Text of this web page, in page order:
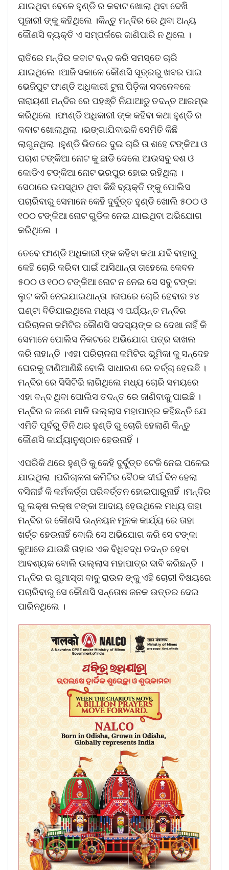
ଯାଇଥିବା ବେଳେ ହୁଣ୍ଡି ର କବାଟ ଖୋଲା ଥିବା ଦେଖି
ପୂଜାରୀ ଙ୍କୁ କହିଥିଲେ ।କିନ୍ତୁ ମନ୍ଦିର ରେ ଥିବା ଅନ୍ୟ
କୌଣସି ବ୍ୟକ୍ତି ଏ ସମ୍ପର୍କରେ ଜାଣିପାରି ନ ଥିଲେ ।
ରାତିରେ ମନ୍ଦିର କବାଟ ବନ୍ଦ କରି ସମସ୍ତେ ଚାରି
ଯାଇଥିଲେ ।ଆଜି ସକାଳେ କୌଣସି ସୂତ୍ରରୁ ଖବର ପାଇ
ଭେଜିପୁଟ ଫାଣ୍ଡି ଅଧିକାରୀ ଟୁନା ପିଡ଼ିକା ସଦଳେବଳେ
ନାରାୟଣୀ ମନ୍ଦିର ରେ ପହଞ୍ଚି ନିଯାଆଡୁ ତଦନ୍ତ ଆରମ୍ଭ
କରିଥିଲେ ।ଫାଣ୍ଡି ଅଧିକାରୀ ଙ୍କ କହିବା କଥା ହୁଣ୍ଡି ର
କବାଟ ଖୋଲାଥିଲା ।ଭଙ୍ଗାଯିବାଭଳି ସେମିତି କିଛି
ଲାଗୁନଥିଲା ।ହୁଣ୍ଡି ଭିତରେ ଦୁଇ ଚାରି ତା ଶହେ ଟଙ୍କିଆ ଓ
ପଚାଶ ଟଙ୍କିଆ ନୋଟ କୁ ଛାଡି ଦେଲେ ଆଉସବୁ ଦଶ ଓ
କୋଡିଏ ଟଙ୍କିଆ ନୋଟ ଭରପୁର ହୋଇ ରହିଥିଲା ।
ସେଠାରେ ଉପସ୍ଥିତ ଥିବା କିଛି ବ୍ୟକ୍ତି ଙ୍କୁ ପୋଲିସ
ପଚାରିବାରୁ ସେମାନେ କେହି ଦୁର୍ବୁତ୍ତ ହୁଣ୍ଡି ଖୋଲି ୫୦୦ ଓ
୧୦୦ ଟଙ୍କିଆ ନୋଟ ଗୁଡିକ ନେଇ ଯାଇଥିବା ଅଭିଯୋଗ
କରିଥିଲେ ।
ତେବେ ଫାଣ୍ଡି ଅଧିକାରୀ ଙ୍କ କହିବା କଥା ଯଦି ବାହାରୁ
କେହି ଚୋରି କରିବା ପାଇଁ ଆସିଥାନ୍ତା ତାହେଲେ କେବଳ
୫୦୦ ଓ ୧୦୦ ଟଙ୍କିଆ ନୋଟ ନ ନେଇ ସେ ସବୁ ଟଙ୍କା
ଲୁଟ କରି ନେଇଯାଇଥାନ୍ତା ।ତାପରେ ଚୋରି ହେବାର ୨୪
ଘଣ୍ଟା ବିତିଯାଇଥିଲେ ମଧ୍ୟ ଏ ପର୍ଯ୍ୟନ୍ତ ମନ୍ଦିର
ପରିଚାଳନା କମିଟିର କୌଣସି ସଦସ୍ୟଙ୍କ ର ଦେଖା ନାହିଁ କି
ସେମାନେ ପୋଲିସ ନିକଟରେ ଅଭିଯୋଗ ପତ୍ର ଦାଖଲ
କରି ନାହାନ୍ତି ।ଏହା ପରିଚାଳନା କମିଟିର ଭୂମିକା କୁ ସନ୍ଦେହ
ଘେରକୁ ଟାଣିଆଣିଛି ବୋଲି ସାଧାରଣ ରେ ଚର୍ଚ୍ଚା ହେଉଛି ।
ମନ୍ଦିର ରେ ସିସିଟିଭି ଲାଗିଥିଲେ ମଧ୍ୟ ଚୋରି ସମୟରେ
ଏହା ବନ୍ଦ ଥିବା ପୋଲିସ ତଦନ୍ତ ରେ ଜାଣିବାକୁ ପାଇଛି ।
ମନ୍ଦିର ର ଜଣେ ମାଳି ଉଲ୍ଲାସ ମହାପାତ୍ର କହିଛନ୍ତି ଯେ
ଏମିତି ପୂର୍ବରୁ ତିନି ଥର ହୁଣ୍ଡି ରୁ ଚୋରି ହେଲାଣି କିନ୍ତୁ
କୌଣସି କାର୍ଯ୍ୟାନୁଷ୍ଠାନ ହେଉନାହିଁ ।
ଏପରିକି ଥରେ ହୁଣ୍ଡି କୁ କେହି ଦୁର୍ବୁତ୍ତ ଟେକି ନେଇ ପଳେଇ
ଯାଇଥିଲା ।ପରିଚାଳନା କମିଟିର ବୈଠକ ଦୀର୍ଘ ଦିନ ହେଲା
ବସିନାହଁ କି କର୍ମକର୍ତ୍ତା ପରିବର୍ତ୍ତନ ହୋଇପାରୁନାହିଁ ।ମନ୍ଦିର
ରୁ ଲକ୍ଷ ଲକ୍ଷ ଟଙ୍କା ଆଦାୟ ହେଉଥିଲେ ମଧ୍ୟ ତାହା
ମନ୍ଦିର ର କୌଣସି ଉନ୍ନୟନ ମୂଳକ କାର୍ଯ୍ୟ ରେ ତାହା
ଖର୍ଚ୍ଚ ହେଉନାହିଁ ବୋଲି ସେ ଅଭିଯୋଗ କରି ସେ ଟଙ୍କା
କୁଆଡେ ଯାଉଛି ତାହାର ଏକ ବିଧିବଦ୍ଧ ତଦନ୍ତ ହେବା
ଆବଶ୍ୟକ ବୋଲି ଉଲ୍ଲାସ ମହାପାତ୍ର ଦାବି କରିଛନ୍ତି ।
ମନ୍ଦିର ର ଗୁମାସ୍ତା ବାବୁ ରାଉଳ ଙ୍କୁ ଏହି ଚୋରୀ ବିଷୟରେ
ପଚାରିବାରୁ ସେ କୌଣସି ସନ୍ତୋଷ ଜନକ ଉତ୍ତର ଦେଇ
ପାରିନଥିଲେ ।